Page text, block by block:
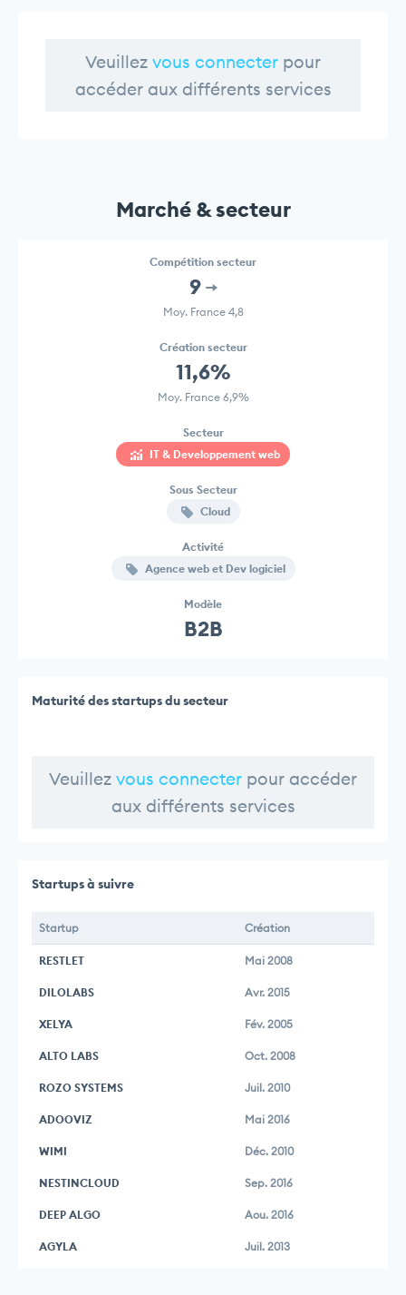
Veuillez vous connecter pour
accéder aux différents services
Marché & secteur
Compétition secteur
9
Moy. France 4,8
Création secteur
11,6%
Moy. France 6,9%
Secteur
IT & Developpement web
Sous Secteur
Cloud
Activité
Agence web et Dev logiciel
Modèle
B2B
Maturité des startups du secteur
Veuillez vous connecter pour accéder
aux différents services
Startups à suivre
Startup Création
RESTLET Mai 2008
DILOLABS Avr. 2015
XELYA Fév. 2005
ALTO LABS Oct. 2008
ROZO SYSTEMS Juil. 2010
ADOOVIZ Mai 2016
WIMI Déc. 2010
NESTINCLOUD Sep. 2016
DEEP ALGO Aou. 2016
AGYLA Juil. 2013